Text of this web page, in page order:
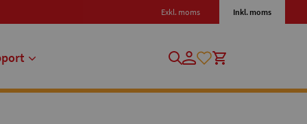
Exkl. moms Inkl. moms